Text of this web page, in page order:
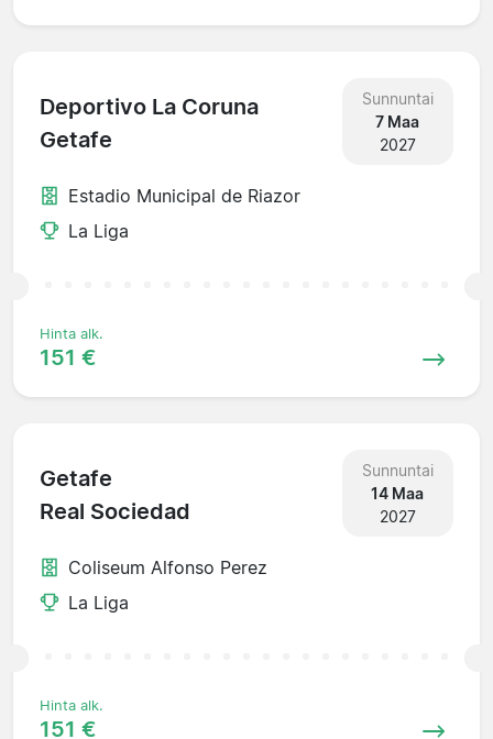
Deportivo La Coruna
Getafe
Sunnuntai
7 Maa
2027
Estadio Municipal de Riazor
La Liga
Hinta alk.
151 €
Getafe
Real Sociedad
Sunnuntai
14 Maa
2027
Coliseum Alfonso Perez
La Liga
Hinta alk.
151 €